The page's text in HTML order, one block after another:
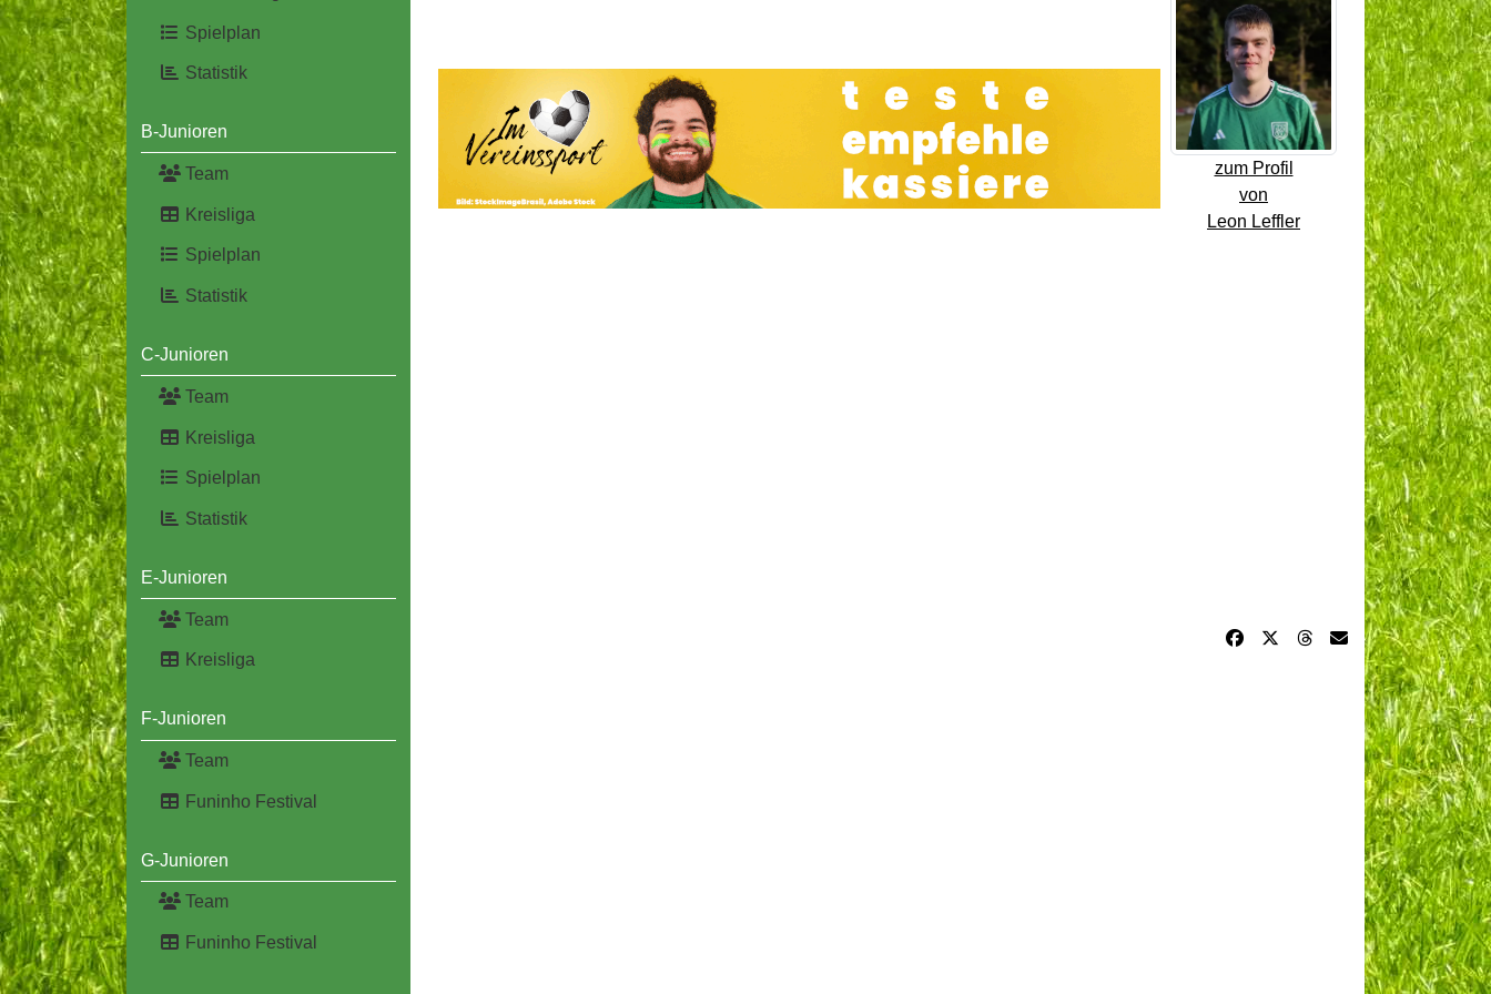
Spielplan
Statistik
B-Junioren
Team
Kreisliga
Spielplan
Statistik
C-Junioren
Team
Kreisliga
Spielplan
Statistik
E-Junioren
Team
Kreisliga
F-Junioren
Team
Funinho Festival
G-Junioren
Team
Funinho Festival
zum Profil
von
Leon Leffler